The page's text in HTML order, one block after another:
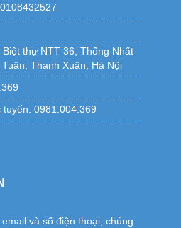
Biệt thự NTT 36, Thống Nhất
Thanh Xuân, Hà Nội
tuyến: 0981.004.369
và số điện thoại, chúng